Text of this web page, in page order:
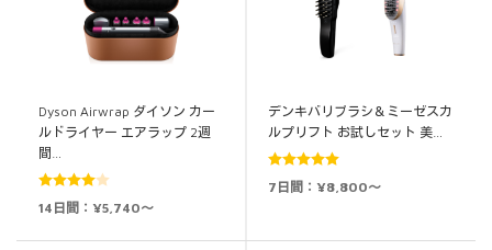
Dyson Airwrap ダイソン カー
ルドライヤー エアラップ 2週
間…
5段階中
価
14日間：¥5,740～
デンキバリブラシ＆ミーゼスカ
ルプリフト お試しセット 美…
5段階中
7日間：¥8,800～